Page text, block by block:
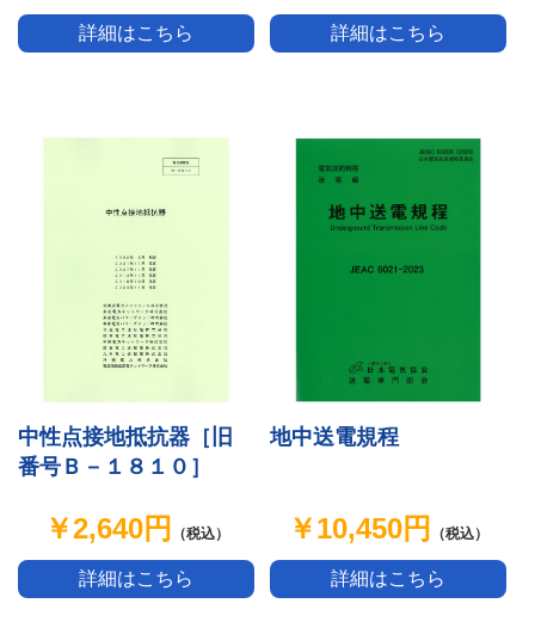
詳細はこちら 詳細はこちら
中性点接地抵抗器［旧
番号Ｂ－１８１０］
￥2,640円 （税込）
詳細はこちら
地中送電規程
￥10,450円 （税込）
詳細はこちら